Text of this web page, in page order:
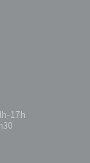
17h